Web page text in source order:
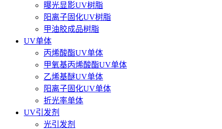
曝光显影UV树脂
阳离子固化UV树脂
甲油胶成品树脂
UV单体
丙烯酸酯UV单体
甲氧基丙烯酸酯UV单体
乙烯基醚UV单体
阳离子固化UV单体
折光率单体
UV引发剂
光引发剂